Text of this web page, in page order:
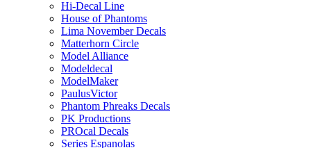
Hi-Decal Line
House of Phantoms
Lima November Decals
Matterhorn Circle
Model Alliance
Modeldecal
ModelMaker
PaulusVictor
Phantom Phreaks Decals
PK Productions
PROcal Decals
Series Espanolas